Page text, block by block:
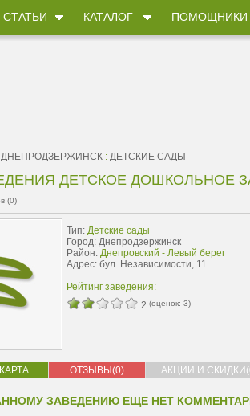
СТАТЬИ КАТАЛОГ ПОМОЩНИКИ
ДНЕПРОДЗЕРЖИНСК : ДЕТСКИЕ САДЫ
ДЕТСКОЕ ДОШКОЛЬНОЕ
(0)
Тип: Детские сады
Город: Днепродзержинск
Район: Днепровский - Левый берег
Адрес: бул. Независимости, 11
Рейтинг заведения:
2 (оценок: 3)
КАРТА ОТЗЫВЫ(0) АКЦИИ И
ЗАВЕДЕНИЮ ЕЩЕ НЕТ